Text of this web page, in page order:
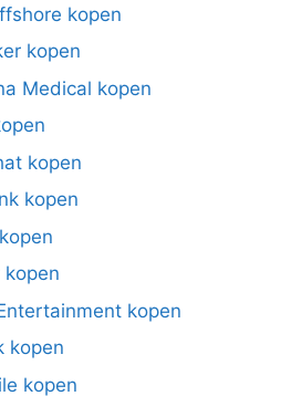
kopen
kopen
Medical kopen
kopen
kopen
kopen
kopen
kopen